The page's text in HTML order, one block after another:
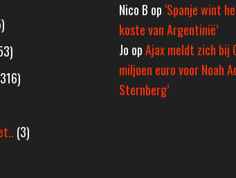
(3)
Nico B op ‘Spanje wint
koste van Argentinië’
Jo opAjax meldt zich bij
miljoen euro voor Noah
Sternberg’